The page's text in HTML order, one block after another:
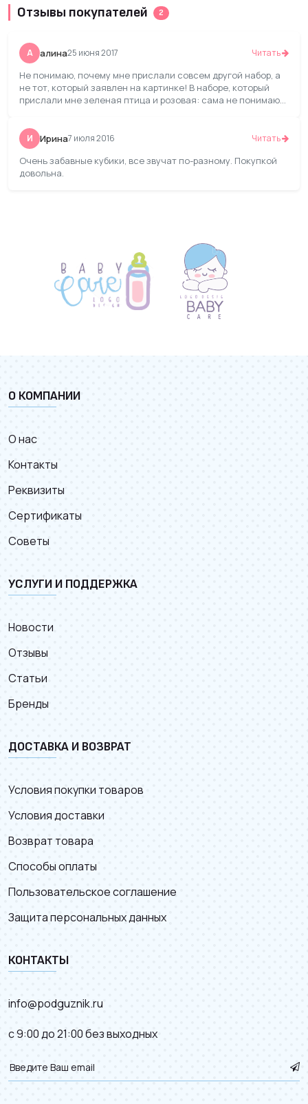
Отзывы покупателей 2
А алина25 июня 2017 Читать
Не понимаю, почему мне прислали совсем другой набор, а
не тот, который заявлен на картинке! В наборе, который
прислали мне зеленая птица и розовая: сама не понимаю
данный набор не рекомендую, т.к. могут прислать не то, что
заказывали!
И Ирина7 июля 2016 Читать
Очень забавные кубики, все звучат по-разному. Покупкой
довольна.
О КОМПАНИИ
О нас
Контакты
Реквизиты
Сертификаты
Советы
УСЛУГИ И ПОДДЕРЖКА
Новости
Отзывы
Статьи
Бренды
ДОСТАВКА И ВОЗВРАТ
Условия покупки товаров
Условия доставки
Возврат товара
Способы оплаты
Пользовательское соглашение
Защита персональных данных
КОНТАКТЫ
info@podguznik.ru
с 9:00 до 21:00 без выходных